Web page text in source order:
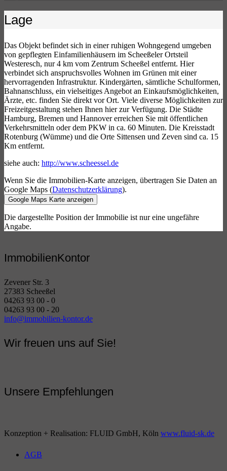
Lage
Das Objekt befindet sich in einer ruhigen Wohngegend umgeben
von gepflegten Einfamilienhäusern im Scheeßeler Ortsteil
Westeresch, nur 4 km vom Zentrum Scheeßel entfernt. Hier
verbindet sich anspruchsvolles Wohnen im Grünen mit einer
hervorragenden Infrastruktur. Kindergärten, sämtliche Schulformen,
Bahnanschluss, ein vielseitiges Angebot an Einkaufsmöglichkeiten,
Ärzte, etc. finden Sie direkt vor Ort. Viele diverse Möglichkeiten zur
Freizeitgestaltung stehen Ihnen hier zur Verfügung. Die Städte
Hamburg, Bremen und Hannover erreichen Sie mit öffentlichen
Verkehrsmitteln oder dem PKW in ca. 60 Minuten. Die Kreisstadt
Rotenburg (Wümme) und die Orte Sittensen und Zeven sind ca. 15
Km entfernt.
siehe auch: http://www.scheessel.de
Wenn Sie die Immobilien-Karte anzeigen, übertragen Sie Daten an
Google Maps (Datenschutzerklärung).
Google Maps Karte anzeigen
Die dargestellte Position der Immobilie ist nur eine ungefähre
Angabe.
ImmobilienKontor
Zevener Str. 3
27383 Scheeßel
04263 93 00 - 0
04263 93 00 - 20
info@immobilien-kontor.de
Wir freuen uns auf Sie!
Unsere Empfehlungen
Konzeption + Realisation: FLUID GmbH, Köln www.fluid-sk.de
AGB